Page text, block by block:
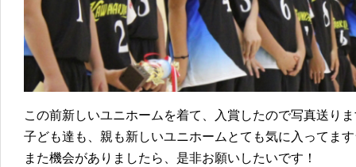
この前新しいユニホームを着て、入賞したので写真送り
子ども達も、親も新しいユニホームとても気に入ってま
また機会がありましたら、是非お願いしたいです！